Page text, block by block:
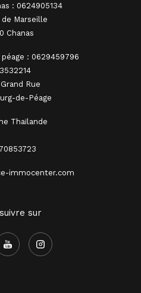
: 0624905134
de Marseille
Chanas
: 0629459796
Rue
de-Péage
Thaïlande
immocenter.com
sur